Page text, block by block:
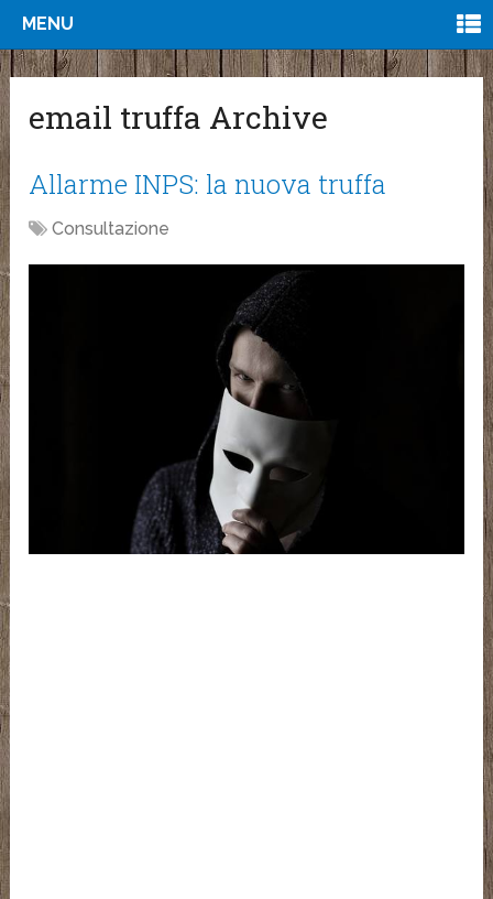
MENU
email truffa Archive
Allarme INPS: la nuova truffa
Consultazione